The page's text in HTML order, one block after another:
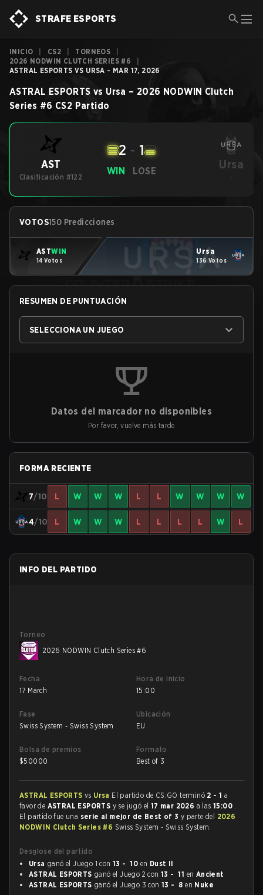
STRAFE ESPORTS
INICIO CS2 TORNEOS
2026 NODWIN CLUTCH SERIES #6
ASTRAL ESPORTS VS URSA - MAR 17, 2026
ASTRAL ESPORTS vs Ursa – 2026 NODWIN Clutch
Series #6 CS2 Partido
AST
Clasificación #122
WIN
2 - 1
LOSE Ursa
-
VOTOS150 Predicciones
ASTWIN
14 Votos
Ursa
136 Votos
RESUMEN DE PUNTUACIÓN
SELECCIONA UN JUEGO
Datos del marcador no disponibles
Por favor, vuelve más tarde
FORMA RECIENTE
7/10 L W W W L L W W W W
4/10 L W W W L L L L W L
INFO DEL PARTIDO
Torneo
2026 NODWIN Clutch Series #6
Fecha
17 March
Hora de inicio
15:00
Fase
Swiss System - Swiss System
Ubicación
EU
Bolsa de premios
$50000
Formato
Best of 3
ASTRAL ESPORTS vs Ursa El partido de CS:GO terminó 2 - 1 a
favor de ASTRAL ESPORTS y se jugó el 17 mar 2026 a las15:00 .
El partido fue una serie al mejor de Best of 3 y parte del 2026
NODWIN Clutch Series #6 Swiss System - Swiss System.
Desglose del partido
Ursa ganó el Juego 1 con13 - 10 en Dust II
ASTRAL ESPORTS ganó el Juego 2 con13 - 11 en Ancient
ASTRAL ESPORTS ganó el Juego 3 con13 - 8 en Nuke